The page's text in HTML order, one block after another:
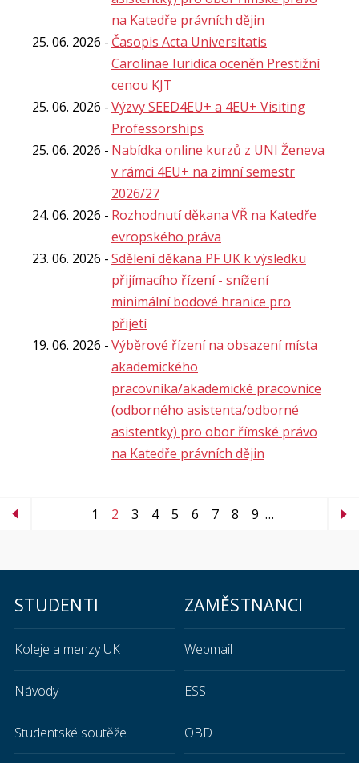
na Katedře právních dějin
25. 06. 2026
Časopis Acta Universitatis
Carolinae Iuridica oceněn Prestižní
cenou KJT
25. 06. 2026
Výzvy SEED4EU+ a 4EU+ Visiting
Professorships
25. 06. 2026
Nabídka online kurzů z UNI Ženeva
v rámci 4EU+ na zimní semestr
2026/27
24. 06. 2026
Rozhodnutí děkana VŘ na Katedře
evropského práva
23. 06. 2026
Sdělení děkana PF UK k výsledku
přijímacího řízení - snížení
minimální bodové hranice pro
přijetí
19. 06. 2026
Výběrové řízení na obsazení místa
akademického
pracovníka/akademické pracovnice
(odborného asistenta/odborné
asistentky) pro obor římské právo
na Katedře právních dějin
1 2 3 4 5 6 7 8 9 …
STUDENTI
Koleje a menzy UK
Návody
Studentské soutěže
ZAMĚSTNANCI
Webmail
ESS
OBD